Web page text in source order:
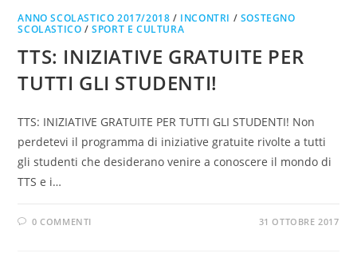
ANNO SCOLASTICO 2017/2018 / INCONTRI / SOSTEGNO
SCOLASTICO /SPORT E CULTURA
TTS: INIZIATIVE GRATUITE PER
TUTTI GLI STUDENTI!
TTS: INIZIATIVE GRATUITE PER TUTTI GLI STUDENTI! Non
perdetevi il programma di iniziative gratuite rivolte a tutti
gli studenti che desiderano venire a conoscere il mondo di
TTS e i…
0 COMMENTI 31 OTTOBRE 2017